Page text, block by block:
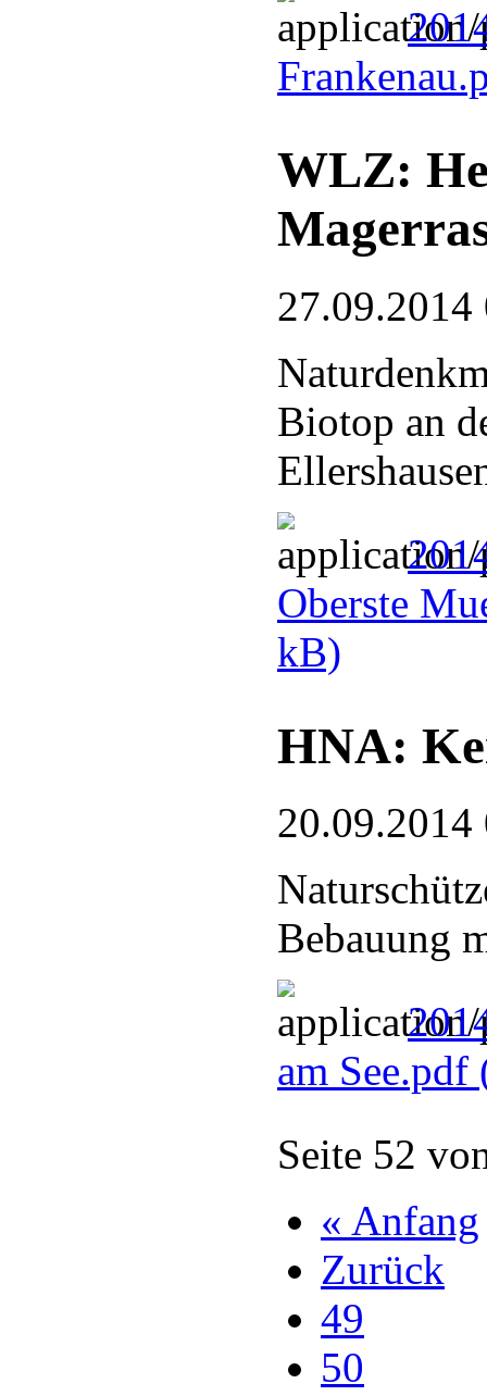
WLZ:
27.09.2014
Biotop an
Oberste
kB)
HNA:
20.09.2014
Bebauung
am See.pdf
Seite 52
« Anfang
Zurück
49
50